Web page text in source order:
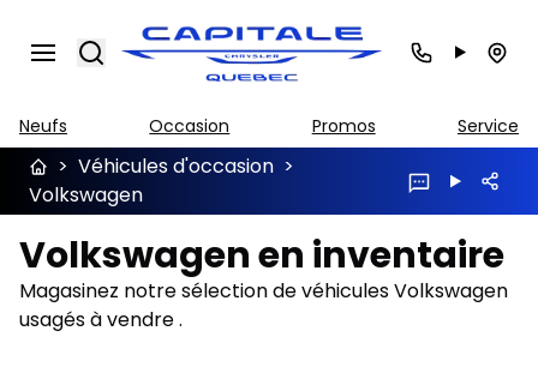
Search
Neufs Occasion Promos Service
> Véhicules d'occasion >
Volkswagen
Volkswagen en inventaire
Magasinez notre sélection de véhicules Volkswagen
usagés à vendre .